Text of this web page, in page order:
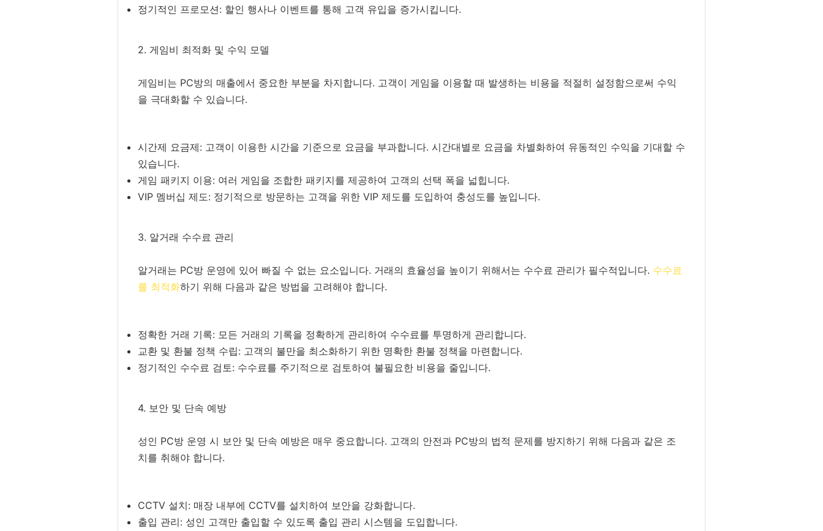
정기적인 프로모션: 할인 행사나 이벤트를 통해 고객 유입을 증가시킵니다.
2. 게임비 최적화 및 수익 모델
게임비는 PC방의 매출에서 중요한 부분을 차지합니다. 고객이 게임을 이용할 때 발생하는 비용을 적절히 설정함으로써 수익
을 극대화할 수 있습니다.
시간제 요금제: 고객이 이용한 시간을 기준으로 요금을 부과합니다. 시간대별로 요금을 차별화하여 유동적인 수익을 기대할 수
있습니다.
게임 패키지 이용: 여러 게임을 조합한 패키지를 제공하여 고객의 선택 폭을 넓힙니다.
VIP 멤버십 제도: 정기적으로 방문하는 고객을 위한 VIP 제도를 도입하여 충성도를 높입니다.
3. 알거래 수수료 관리
알거래는 PC방 운영에 있어 빠질 수 없는 요소입니다. 거래의 효율성을 높이기 위해서는 수수료 관리가 필수적입니다. 수수료
를 최적화하기 위해 다음과 같은 방법을 고려해야 합니다.
정확한 거래 기록: 모든 거래의 기록을 정확하게 관리하여 수수료를 투명하게 관리합니다.
교환 및 환불 정책 수립: 고객의 불만을 최소화하기 위한 명확한 환불 정책을 마련합니다.
정기적인 수수료 검토: 수수료를 주기적으로 검토하여 불필요한 비용을 줄입니다.
4. 보안 및 단속 예방
성인 PC방 운영 시 보안 및 단속 예방은 매우 중요합니다. 고객의 안전과 PC방의 법적 문제를 방지하기 위해 다음과 같은 조
치를 취해야 합니다.
CCTV 설치: 매장 내부에 CCTV를 설치하여 보안을 강화합니다.
출입 관리: 성인 고객만 출입할 수 있도록 출입 관리 시스템을 도입합니다.